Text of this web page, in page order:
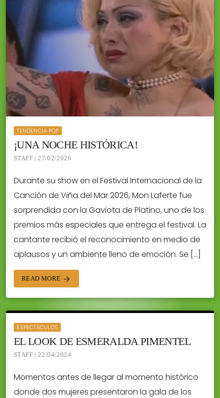
TENDENCIA POP
¡UNA NOCHE HISTÓRICA!
STAFF | 27/02/2026
Durante su show en el Festival Internacional de la
Canción de Viña del Mar 2026, Mon Laferte fue
sorprendida con la Gaviota de Platino, uno de los
premios más especiales que entrega el festival. La
cantante recibió el reconocimiento en medio de
aplausos y un ambiente lleno de emoción. Se […]
READ MORE arrow_forward
ESPECTÁCULOS
EL LOOK DE ESMERALDA PIMENTEL
STAFF | 22/04/2024
Momentos antes de llegar al momento histórico
donde dos mujeres presentaron la gala de los